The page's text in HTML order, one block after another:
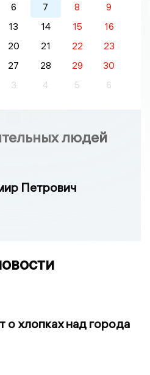
6 7 8
9
13 14 15
16
20 21 22
23
27 28 29
30
3 4 5 6
людей
Петрович
о хлопках над города